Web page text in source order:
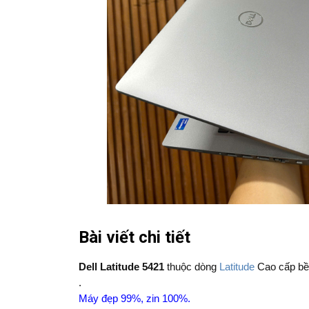
Bài viết chi tiết
Dell Latitude 5421 thuộc dòng Latitude Cao cấp
.
Máy đẹp 99%, zin 100%.